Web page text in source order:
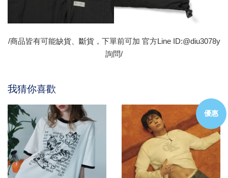
/商品皆有可能缺貨、斷貨，下單前可加 官方Line ID:@diu3078y
詢問/
我猜你喜歡
優惠